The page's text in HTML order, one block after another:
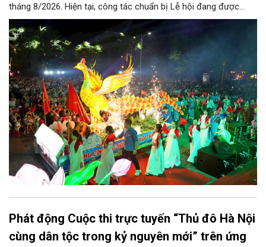
tháng 8/2026. Hiện tại, công tác chuẩn bị Lễ hội đang được
chính quyền phường Sơn Tây cùng các phòng, ban, ngành, đơn
vị và 25 tổ dân phố khẩn trương triển khai, tạo khí thế sôi nổi,
sẵn sàng mang đến cho Nhân dân và du khách một mùa Trung
thu quy mô, đặc sắc và giàu bản sắc văn hóa xứ Đoài.
Phát động Cuộc thi trực tuyến “Thủ đô Hà Nội
cùng dân tộc trong kỷ nguyên mới” trên ứng